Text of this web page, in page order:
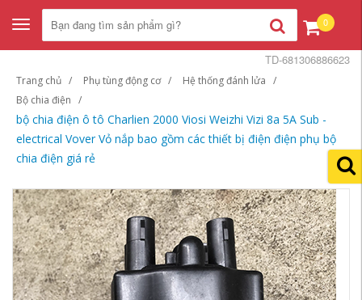
Toggle
navigation
0
Trang chủ Phụ tùng động cơ
Hệ thống đánh lửa
Bộ chia điện
bộ chia điện ô tô Charlien 2000 Viosi Weizhi Vizi 8a 5A Sub -
electrical Vover Vỏ nắp bao gồm các thiết bị điện điện phụ bộ
chia điện giá rẻ
TD-681306886623